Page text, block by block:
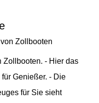
Zollbooten. - Hier das
Genießer. - Die
für Sie sieht